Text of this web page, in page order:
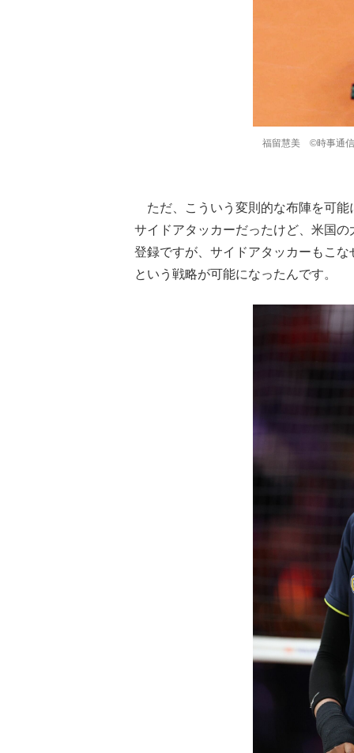
福留慧美 ©時事通
ただ、こういう変則的な布陣を可能
サイドアタッカーだったけど、米国
登録ですが、サイドアタッカーもこ
という戦略が可能になったんです。